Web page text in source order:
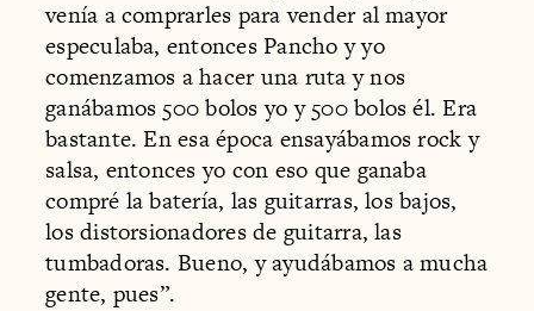
venía a comprarles para vender al mayor
especulaba, entonces Pancho y yo
comenzamos a hacer una ruta y nos
ganábamos 500 bolos yo y 500 bolos él. Era
bastante. En esa época ensayábamos rock y
salsa, entonces yo con eso que ganaba
compré la batería, las guitarras, los bajos,
los distorsionadores de guitarra, las
tumbadoras. Bueno, y ayudábamos a mucha
gente, pues”.